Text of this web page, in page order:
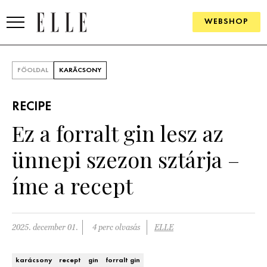
WEBSHOP
SZÉPSÉG
ÉLETMÓD
PÁRKAPCSOLAT
FŐOLDAL KARÁCSONY
RECIPE
Ez a forralt gin lesz az
ünnepi szezon sztárja –
íme a recept
2025. december 01. 4 perc olvasás ELLE
karácsony recept gin forralt gin